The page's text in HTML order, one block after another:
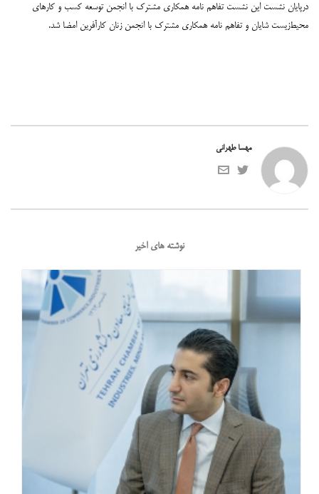
درپایان نشست این نشست تفاهم نامه همکاری مشترک با انجمن توسعه کسب و کارهای
محیط‌زیست شایان و تفاهم نامه همکاری مشترک با انجمن زنان کارآفرین امضا شد.
مهسا طهرانی
نوشته های اخیر